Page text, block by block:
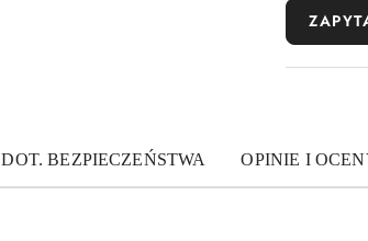
BEZPIECZEŃSTWA OPINIE I